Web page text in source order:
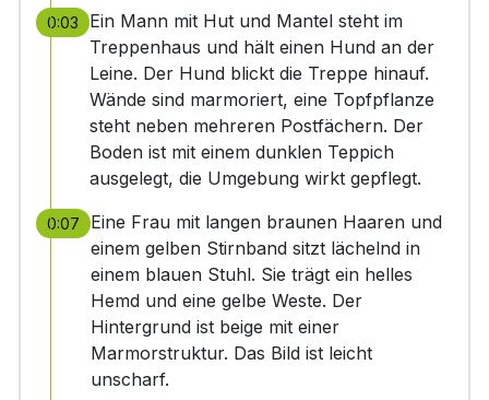
0:03
Ein Mann mit Hut und Mantel steht im
Treppenhaus und hält einen Hund an der
Leine. Der Hund blickt die Treppe hinauf.
Wände sind marmoriert, eine Topfpflanze
steht neben mehreren Postfächern. Der
Boden ist mit einem dunklen Teppich
ausgelegt, die Umgebung wirkt gepflegt.
0:07
Eine Frau mit langen braunen Haaren und
einem gelben Stirnband sitzt lächelnd in
einem blauen Stuhl. Sie trägt ein helles
Hemd und eine gelbe Weste. Der
Hintergrund ist beige mit einer
Marmorstruktur. Das Bild ist leicht
unscharf.